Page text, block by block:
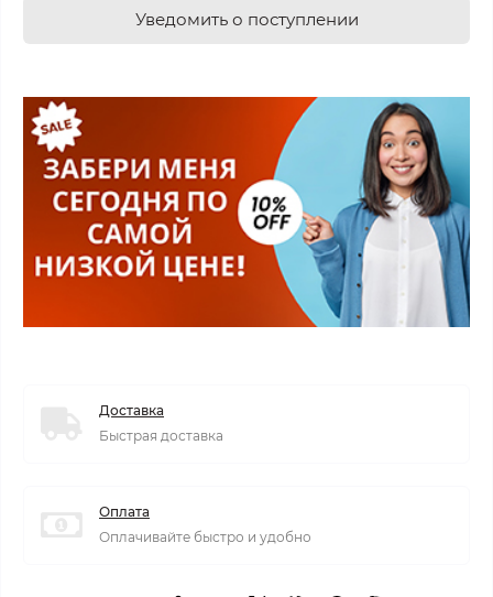
Уведомить о поступлении
Доставка
Быстрая доставка
Оплата
Оплачивайте быстро и удобно